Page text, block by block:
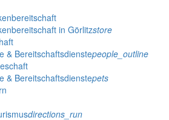
in Görlitzstore
& Bereitschaftsdienstepeople_outline
& Bereitschaftsdienstepets
directions_run